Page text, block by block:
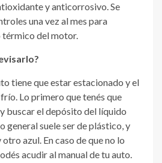
y anticorrosivo. Se
una vez al mes para
del motor.
tiene que estar estacionado y el
Lo primero que tenés que
buscar el depósito del líquido
general suele ser de plástico, y
azul. En caso de que no lo
acudir al manual de tu auto.